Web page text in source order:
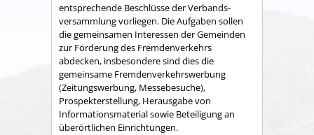
entsprechende Beschlüsse der Verbands­
versammlung vorliegen. Die Aufgaben sollen
die gemeinsamen Interessen der Gemeinden
zur Förderung des Fremdenverkehrs
abdecken, insbesondere sind dies die
gemeinsame Fremden­verkehrswerbung
(Zeitungswerbung, Messebesuche),
Prospekter­stellung, Herausgabe von
Informationsmaterial sowie Betei­ligung an
überörtlichen Einrichtungen.